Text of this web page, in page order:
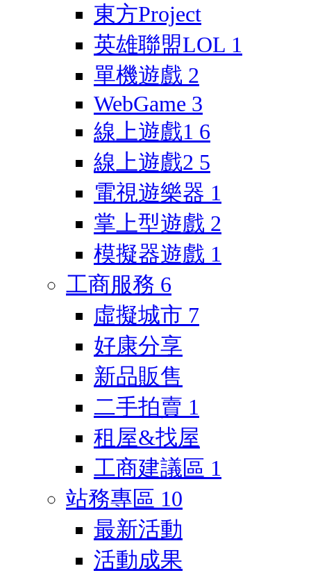
東方Project
英雄聯盟LOL 1
單機遊戲 2
WebGame 3
線上遊戲1 6
線上遊戲2 5
電視遊樂器 1
掌上型遊戲 2
模擬器遊戲 1
工商服務 6
虛擬城市 7
好康分享
新品販售
二手拍賣 1
租屋&找屋
工商建議區 1
站務專區 10
最新活動
活動成果